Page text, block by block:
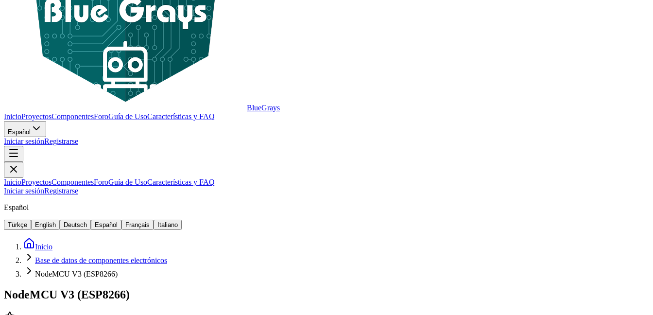
BlueGrays
InicioProyectosComponentesForoGuía de UsoCaracterísticas y FAQ
Español
Iniciar sesiónRegistrarse
InicioProyectosComponentesForoGuía de UsoCaracterísticas y FAQ
Iniciar sesiónRegistrarse
Español
Türkçe English Deutsch Español Français Italiano
Inicio
Base de datos de componentes electrónicos
NodeMCU V3 (ESP8266)
NodeMCU V3 (ESP8266)